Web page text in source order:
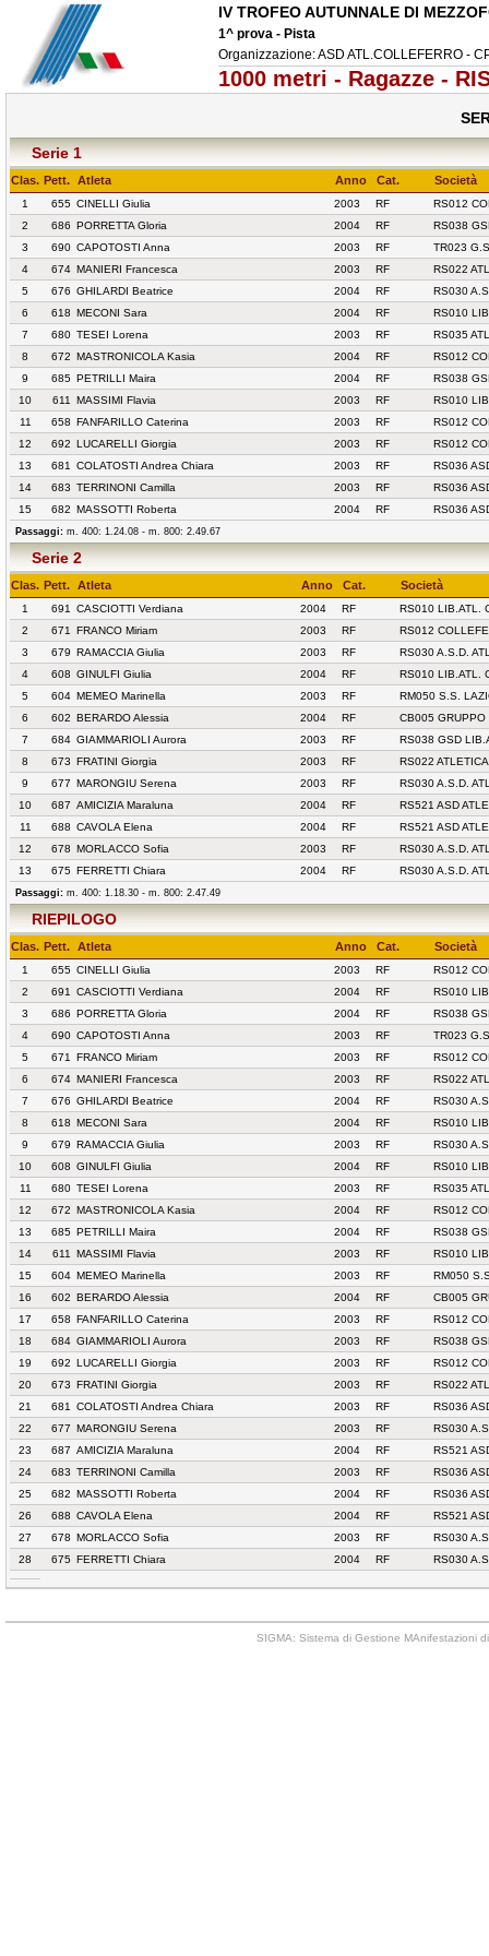
IV TROFEO AUTUNNALE DI
1^ prova - Pista
Organizzazione: ASD ATL.COLLEFERRO -
1000 metri - Ragazze -
Serie 1
Clas. Pett. Atleta Anno Cat. Società
1 655 CINELLI Giulia 2003 RF
RS012
2
686 PORRETTA Gloria 2004 RF
RS038
3
690 CAPOTOSTI Anna 2003 RF
TR023
4
674 MANIERI Francesca 2003 RF
RS022
5
676 GHILARDI Beatrice 2004 RF
RS030
6
618 MECONI Sara 2004 RF
RS010
7
680 TESEI Lorena 2003 RF
RS035
8
672 MASTRONICOLA Kasia 2004 RF
RS012
9
685 PETRILLI Maira 2004 RF
RS038
10
611 MASSIMI Flavia 2003 RF
RS010
11
658 FANFARILLO Caterina 2003 RF
RS012
12
692 LUCARELLI Giorgia 2003 RF
RS012
13
681 COLATOSTI Andrea Chiara 2003 RF
RS036
14
683 TERRINONI Camilla 2003 RF
RS036
15
682 MASSOTTI Roberta 2004 RF RS036
Passaggi: m. 400: 1.24.08 - m. 800: 2.49.67
Serie 2
Clas. Pett. Atleta Anno Cat. Società
1 691 CASCIOTTI Verdiana 2004 RF
RS010 LIB.ATL.
2
671 FRANCO Miriam 2003 RF
RS012
3
679 RAMACCIA Giulia 2003 RF
RS030 A.S.D.
4
608 GINULFI Giulia 2004 RF
RS010 LIB.ATL.
5
604 MEMEO Marinella 2003 RF
RM050 S.S.
6
602 BERARDO Alessia 2004 RF
CB005 GRUPPO
7
684 GIAMMARIOLI Aurora 2003 RF
RS038 GSD
8
673 FRATINI Giorgia 2003 RF
RS022
9
677 MARONGIU Serena 2003 RF
RS030 A.S.D.
10
687 AMICIZIA Maraluna 2004 RF
RS521 ASD
11
688 CAVOLA Elena 2004 RF
RS521 ASD
12
678 MORLACCO Sofia 2003 RF
RS030 A.S.D.
13
675 FERRETTI Chiara 2004 RF RS030 A.S.D.
Passaggi: m. 400: 1.18.30 - m. 800: 2.47.49
RIEPILOGO
Clas. Pett. Atleta Anno Cat. Società
1 655 CINELLI Giulia 2003 RF
RS012
2
691 CASCIOTTI Verdiana 2004 RF
RS010
3
686 PORRETTA Gloria 2004 RF
RS038
4
690 CAPOTOSTI Anna 2003 RF
TR023
5
671 FRANCO Miriam 2003 RF
RS012
6
674 MANIERI Francesca 2003 RF
RS022
7
676 GHILARDI Beatrice 2004 RF
RS030
8
618 MECONI Sara 2004 RF
RS010
9
679 RAMACCIA Giulia 2003 RF
RS030
10
608 GINULFI Giulia 2004 RF
RS010
11
680 TESEI Lorena 2003 RF
RS035
12
672 MASTRONICOLA Kasia 2004 RF
RS012
13
685 PETRILLI Maira 2004 RF
RS038
14
611 MASSIMI Flavia 2003 RF
RS010
15
604 MEMEO Marinella 2003 RF
RM050
16
602 BERARDO Alessia 2004 RF
CB005
17
658 FANFARILLO Caterina 2003 RF
RS012
18
684 GIAMMARIOLI Aurora 2003 RF
RS038
19
692 LUCARELLI Giorgia 2003 RF
RS012
20
673 FRATINI Giorgia 2003 RF
RS022
21
681 COLATOSTI Andrea Chiara 2003 RF
RS036
22
677 MARONGIU Serena 2003 RF
RS030
23
687 AMICIZIA Maraluna 2004 RF
RS521
24
683 TERRINONI Camilla 2003 RF
RS036
25
682 MASSOTTI Roberta 2004 RF
RS036
26
688 CAVOLA Elena 2004 RF
RS521
27
678 MORLACCO Sofia 2003 RF
RS030
28
675 FERRETTI Chiara 2004 RF RS030
SIGMA: Sistema di Gestione MAnifestazioni